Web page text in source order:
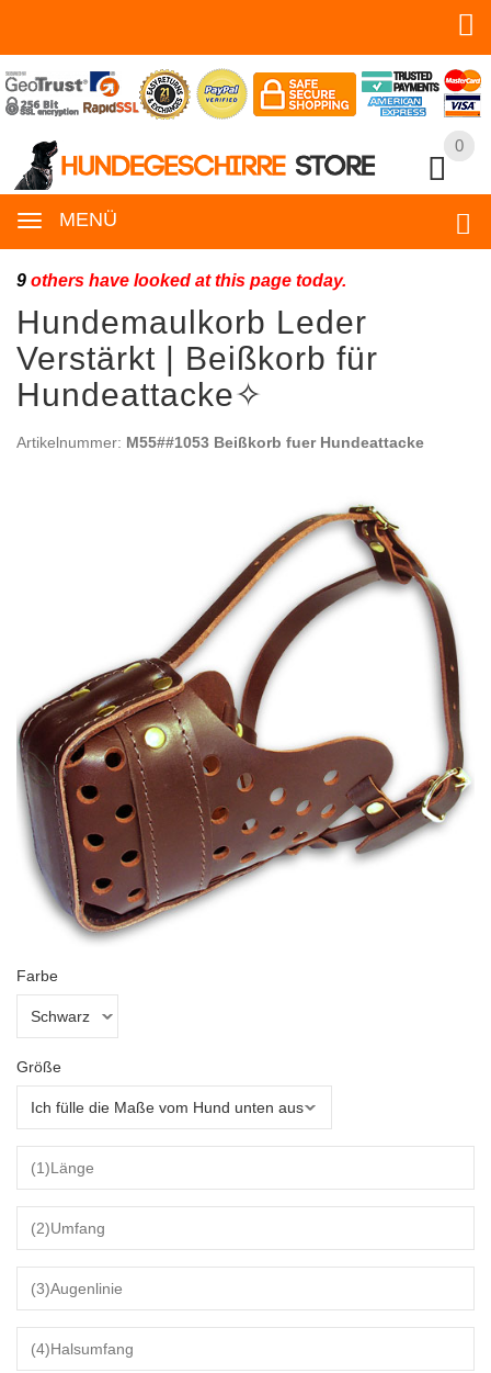
0
MENÜ
0
9 others have looked at this page today.
Hundemaulkorb Leder
Verstärkt | Beißkorb für
Hundeattacke✧
Artikelnummer: M55##1053 Beißkorb fuer Hundeattacke
Farbe
Größe